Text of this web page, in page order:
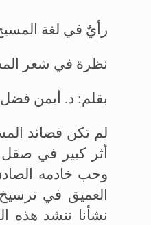
رأيٌ في لغة المسيح
نظرة في شعر
بقلم: د. أيمن
لم تكن قصائد
أثر كبير في
وحب خادمه
العميق في ترسيخ
نشأنا ننشد هذه